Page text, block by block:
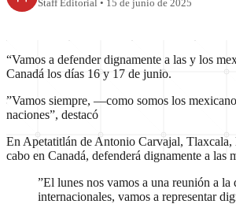
Staff Editorial • 15 de junio de 2025
“Vamos a defender dignamente a las y los
Canadá los días 16 y 17 de junio.
”Vamos siempre, —como somos los
naciones”, destacó
En Apetatitlán de Antonio Carvajal, Tlaxcala,
cabo en Canadá, defenderá dignamente a
”El lunes nos vamos a una reunión a
internacionales, vamos a representar